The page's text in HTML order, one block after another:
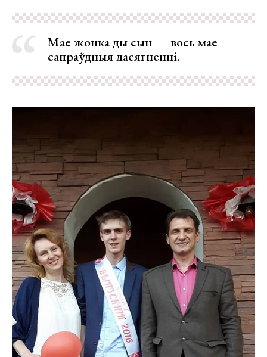
Мае жонка ды сын — вось мае
сапраўдныя дасягненні.